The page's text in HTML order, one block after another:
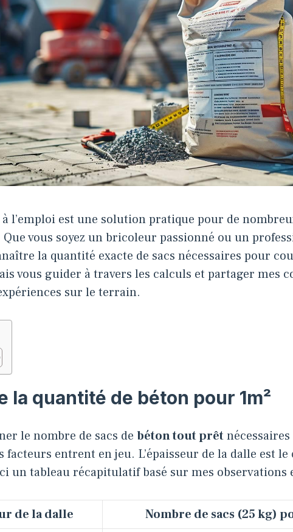
l’emploi est une solution pratique pour de
vous soyez un bricoleur passionné ou un
la quantité exacte de sacs nécessaires pour
vous guider à travers les calculs et partager mes
sur le terrain.
la quantité de béton pour 1m²
le nombre de sacs de béton tout prêt
facteurs entrent en jeu. L’épaisseur de la dalle est
un tableau récapitulatif basé sur mes observations
de la dalle
Nombre de sacs (25 kg)